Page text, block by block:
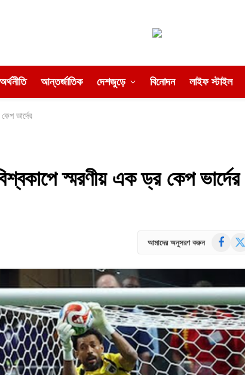
অর্থনীতি আন্তর্জাতিক দেশজুড়ে বিনোদন লাইফ স্টাইল
ভার্দের
স্মরণীয় এক ড্র কেপ ভার্দের
আমাদের অনুসরণ করুন Facebook